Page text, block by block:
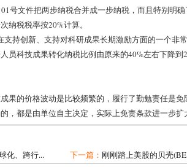
号文件把两步纳税合并成一步纳税，而且特别明
纳税税率按20%计算。
支持创新、支持对科研成果长期激励方面的一个非
员科技成果转化纳税比例由原来的40%左右下降到
果的价格波动是比较频繁的，履行了勤勉责任是
，都是由单位自主决定，实际上免责条款进一步扩
化、跨行... 下一篇： 刚刚踏上美股的贝壳